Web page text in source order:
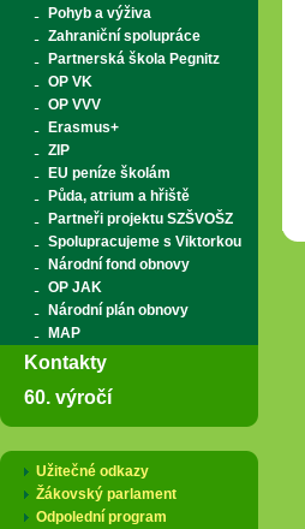
Pohyb a výživa
Zahraniční spolupráce
Partnerská škola Pegnitz
OP VK
OP VVV
Erasmus+
ZIP
EU peníze školám
Půda, atrium a hřiště
Partneři projektu SZŠVOŠZ
Spolupracujeme s Viktorkou
Národní fond obnovy
OP JAK
Národní plán obnovy
MAP
Kontakty
60. výročí
Užitečné odkazy
Žákovský parlament
Odpolední program